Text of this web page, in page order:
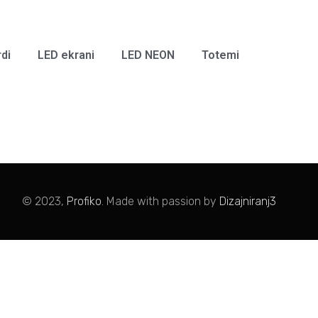
LED ekrani LED NEON Totemi
© 2023, Profiko. Made with passion by Dizajniranj3